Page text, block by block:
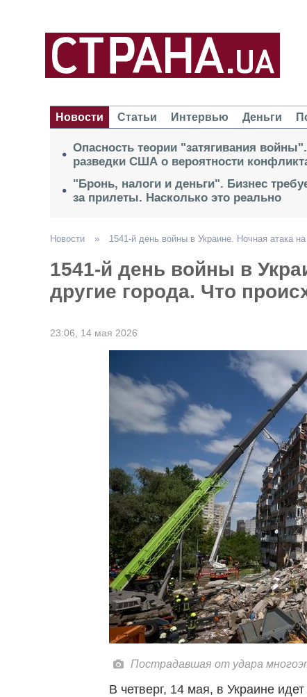
Новости
Статьи Интервью Деньги
Опасность теории "затягивания
разведки США о вероятности
"Бронь, налоги и деньги". Бизнес
за прилеты. Насколько это реально
Новости » 1541-й день войны в Украине. Ночная атака
1541-й день войны в
другие города. Что
23:06, 14 мая 2026
Пострадавшая от удара
В четверг, 14 мая, в Украине